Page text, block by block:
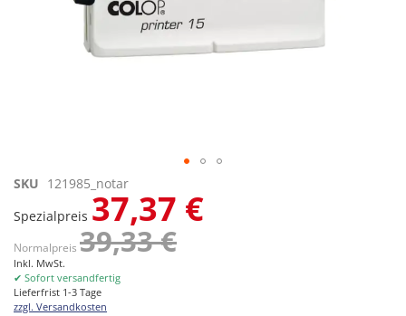
Zum
der
springen
SKU 121985_notar
Spezialpreis 37,37 €
Normalpreis 39,33 €
Inkl. MwSt.
✔ Sofort versandfertig
Lieferfrist 1-3 Tage
zzgl. Versandkosten